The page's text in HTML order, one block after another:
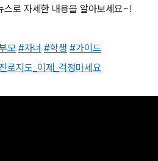
스로 자세한 내용을 알아보세요~!
모 #자녀 #학생 #가이드
로지도_이제_걱정마세요